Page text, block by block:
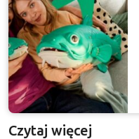
Czytaj więcej